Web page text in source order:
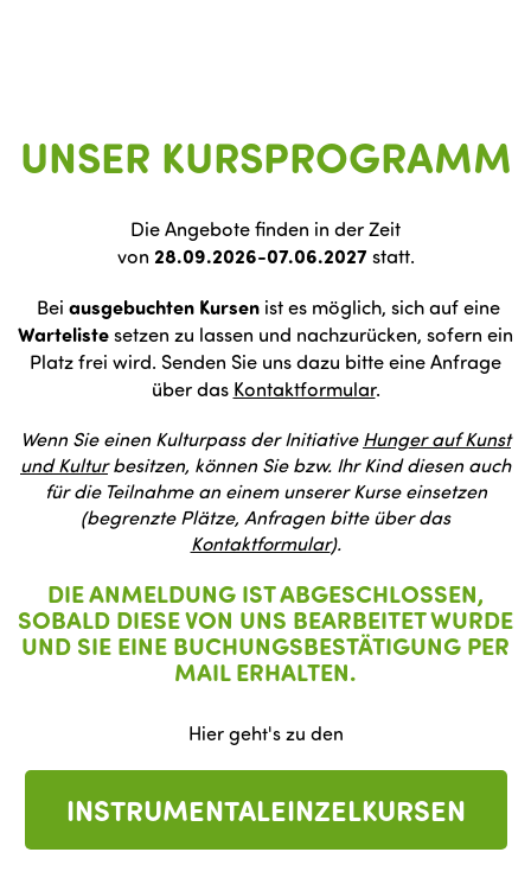
UNSER KURSPROGRAMM
Die Angebote finden in der Zeit
von 28.09.2026-07.06.2027statt.
Bei ausgebuchten Kursenist es möglich, sich auf eine
Wartelistesetzen zu lassen und nachzurücken, sofern ein
Platz frei wird. Senden Sie uns dazu bitte eine Anfrage
über das Kontaktformular.
Wenn Sie einen Kulturpass der InitiativeHunger auf Kunst
und Kulturbesitzen, können Sie bzw. Ihr Kind diesen auch
für die Teilnahme an einem unserer Kurse einsetzen
(begrenzte Plätze, Anfragen bitte über das
Kontaktformular).
DIE ANMELDUNG IST ABGESCHLOSSEN,
SOBALD DIESE VON UNS BEARBEITET WURDE
UND SIE EINE BUCHUNGSBESTÄTIGUNG PER
MAIL ERHALTEN.
Hier geht's zu den
INSTRUMENTALEINZELKURSEN